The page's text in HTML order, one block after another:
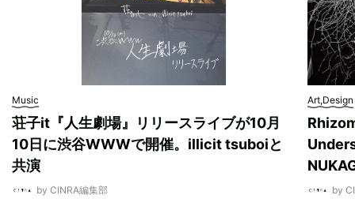
Music
荘子it『人生劇場』リリースライブが10月
10日に渋谷WWWで開催。illicit tsuboiと
共演
by CINRA編集部
Art,Design
by